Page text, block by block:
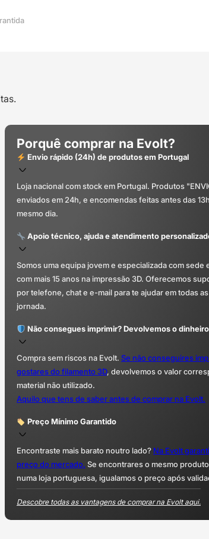
Porquê comprar na Evolt?
Envio rápido (24h) de produtos em Portugal
Loja nacional com stock em Portugal. Produtos
enviados em 24h, e encomendas feitas antes das
mesmo dia.
Apoio técnico, ajuda e atendimento
Somos uma equipa jovem e especializada com sede
com mais 15 anos na impressão 3D. Oferecemos
por telefone, chat e e-mail para te ajudar em todas
jornada.
Não consegues imprimir? Devolvemos o
Compra sem riscos na Evolt. Se não conseguires
gostares do filamento 3D, devolvemos o valor
material não utilizado.
Aquilo que tens de saber antes de comprar na Evolt.
Preço Mínimo Garantido
Encontraste mais barato noutro lado? Na Evolt
preço do mercado. Se encontrares o mesmo
numa loja portuguesa, igualamos o preço após
Descobre todas as vantagens de comprar na Evolt aqui.